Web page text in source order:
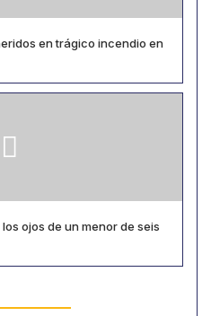
en trágico incendio en
ojos de un menor de seis